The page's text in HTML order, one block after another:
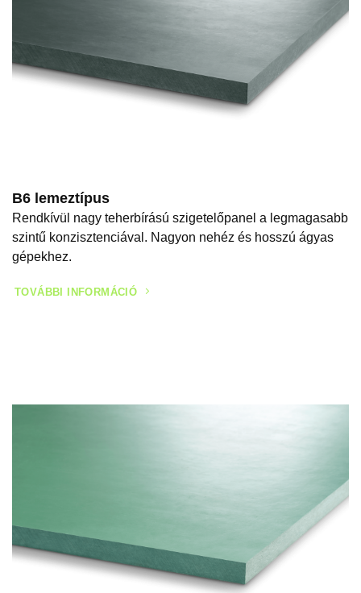
B6 lemeztípus
Rendkívül nagy teherbírású szigetelőpanel a legmagasabb
szintű konzisztenciával. Nagyon nehéz és hosszú ágyas
gépekhez.
TOVÁBBI INFORMÁCIÓ